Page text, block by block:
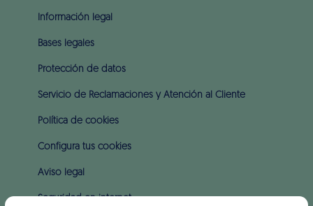
Información legal
Bases legales
Protección de datos
Servicio de Reclamaciones y Atención al Cliente
Política de cookies
Configura tus cookies
Aviso legal
Seguridad en internet